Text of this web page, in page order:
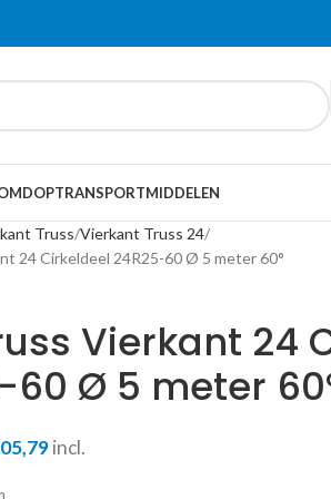
TRANSPORTMIDDELEN
Truss Vierkant Truss 24
24 Cirkeldeel 24R25-60 Ø 5 meter 60°
Vierkant 24
60 Ø 5 meter
incl.